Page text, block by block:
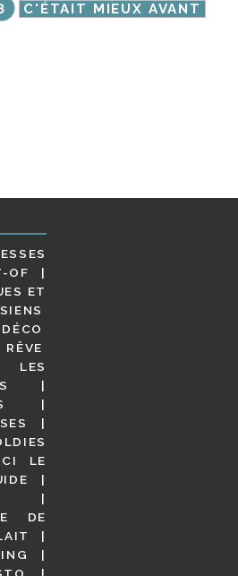
C'ÉTAIT MIEUX AVANT
OF
ET
DÉCO
RÊVE
LES
LE
DE